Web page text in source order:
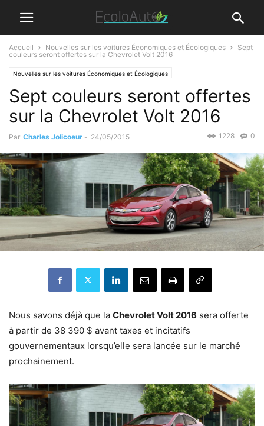
Accueil Nouvelles sur les voitures Économiques et Écologiques
Sept
couleurs seront offertes sur la Chevrolet Volt 2016
Nouvelles sur les voitures Économiques et Écologiques
Sept couleurs seront offertes
sur la Chevrolet Volt 2016
Par Charles Jolicoeur - 24/05/2015 0
1228
Nous savons déjà que la Chevrolet Volt 2016 sera offerte
à partir de 38 390 $ avant taxes et incitatifs
gouvernementaux lorsqu’elle sera lancée sur le marché
prochainement.